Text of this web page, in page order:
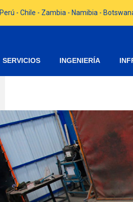
Perú - Chile - Zambia - Namibia -
SERVICIOS INGENIERÍA
BARRA
Código Budge:
P/N BUCYRUS: